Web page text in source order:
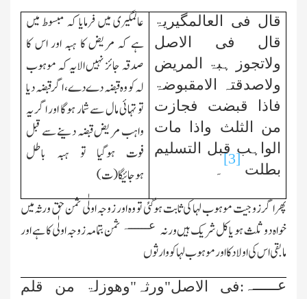
قال فی العالمگیریۃ
قال فی الاصل
ولاتجوز ہبۃ المریض
ولاصدقتہ الامقبوضۃ
فاذا قبضت فجازت
من الثلث واذا مات
الواہب قبل التسلیم
بطلت
[3]
۔
عالمگیری میں فرمایا کہ مبسوط میں
ہے کہ مریض کا ہبہ اور اس کا
صدقہ جائز نہیں الایہ کہ موہوب
لہ کو وہ قبضہ دے دے، اگرقبضہ دیا
تو تہائی مال سے شمار ہوگا اور اگر یہ
واہبمریض قبضہ دینے سے قبل
فوت ہوگیا تو ہبہ باطل
ہوجائیگا(ت)
پھرا گر زوجیت موہوب لہا کی ثابت ہوگئی تو وہ اور زوجہ اولٰی ثمن حق ورثہ میں
خواہ دو ثلث ہو یا کل شریك ہیں ورنہ عــــــہ
ثمن بتمامہ زوجہ اولٰی کا ہے اور
مابقی اس کی اولاد کا اور موہوب لہا کو وارثوں
عــــــہ :فی الاصل"ورثہ"وھوزلۃ من قلم